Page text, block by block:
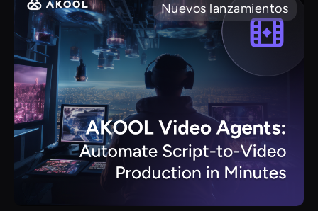
Nuevos lanzamientos